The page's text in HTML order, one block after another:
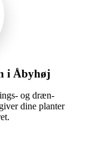
i Åbyhøj
og dræn-
dine planter